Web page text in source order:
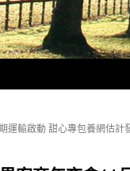
運輸啟動 甜心專包養網估計